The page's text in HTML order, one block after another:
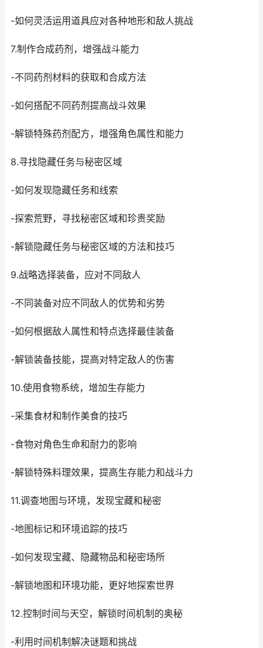
-如何灵活运用道具应对各种地形和敌人挑战
7.制作合成药剂，增强战斗能力
-不同药剂材料的获取和合成方法
-如何搭配不同药剂提高战斗效果
-解锁特殊药剂配方，增强角色属性和能力
8.寻找隐藏任务与秘密区域
-如何发现隐藏任务和线索
-探索荒野，寻找秘密区域和珍贵奖励
-解锁隐藏任务与秘密区域的方法和技巧
9.战略选择装备，应对不同敌人
-不同装备对应不同敌人的优势和劣势
-如何根据敌人属性和特点选择最佳装备
-解锁装备技能，提高对特定敌人的伤害
10.使用食物系统，增加生存能力
-采集食材和制作美食的技巧
-食物对角色生命和耐力的影响
-解锁特殊料理效果，提高生存能力和战斗力
11.调查地图与环境，发现宝藏和秘密
-地图标记和环境追踪的技巧
-如何发现宝藏、隐藏物品和秘密场所
-解锁地图和环境功能，更好地探索世界
12.控制时间与天空，解锁时间机制的奥秘
-利用时间机制解决谜题和挑战